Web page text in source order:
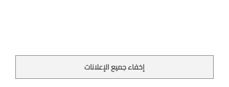
إخفاء جميع الإعلانات